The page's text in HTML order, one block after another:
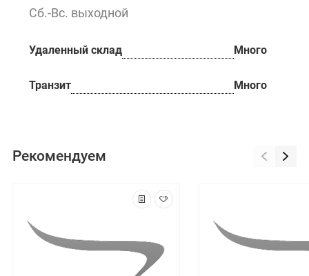
Сб.-Вс. выходной
Удаленный склад Много
Транзит Много
Рекомендуем